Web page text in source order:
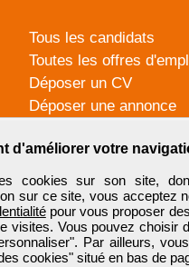
d'améliorer votre
cookies sur son site,
sur ce site, vous acceptez
pour vous proposer
visites. Vous pouvez choisir
Par ailleurs,
cookies" situé en bas de
Tous les candidats
Toutes les offres
Déposer un CV
Déposer une annonce